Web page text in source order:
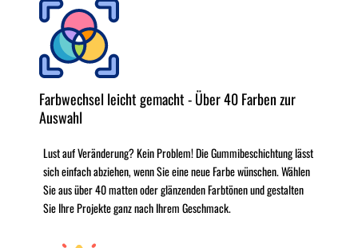
Farbwechsel leicht gemacht - Über 40 Farben zur
Auswahl
Lust auf Veränderung? Kein Problem! Die Gummibeschichtung lässt
sich einfach abziehen, wenn Sie eine neue Farbe wünschen. Wählen
Sie aus über 40 matten oder glänzenden Farbtönen und gestalten
Sie Ihre Projekte ganz nach Ihrem Geschmack.